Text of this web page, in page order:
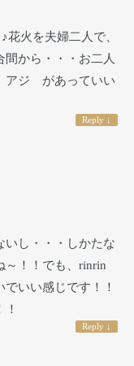
火を夫婦二人で、
間から・・・お二人
アジ があっていい
Reply ↓
いし・・・しかたな
～！！でも、rinrin
いい感じです！！
Reply ↓